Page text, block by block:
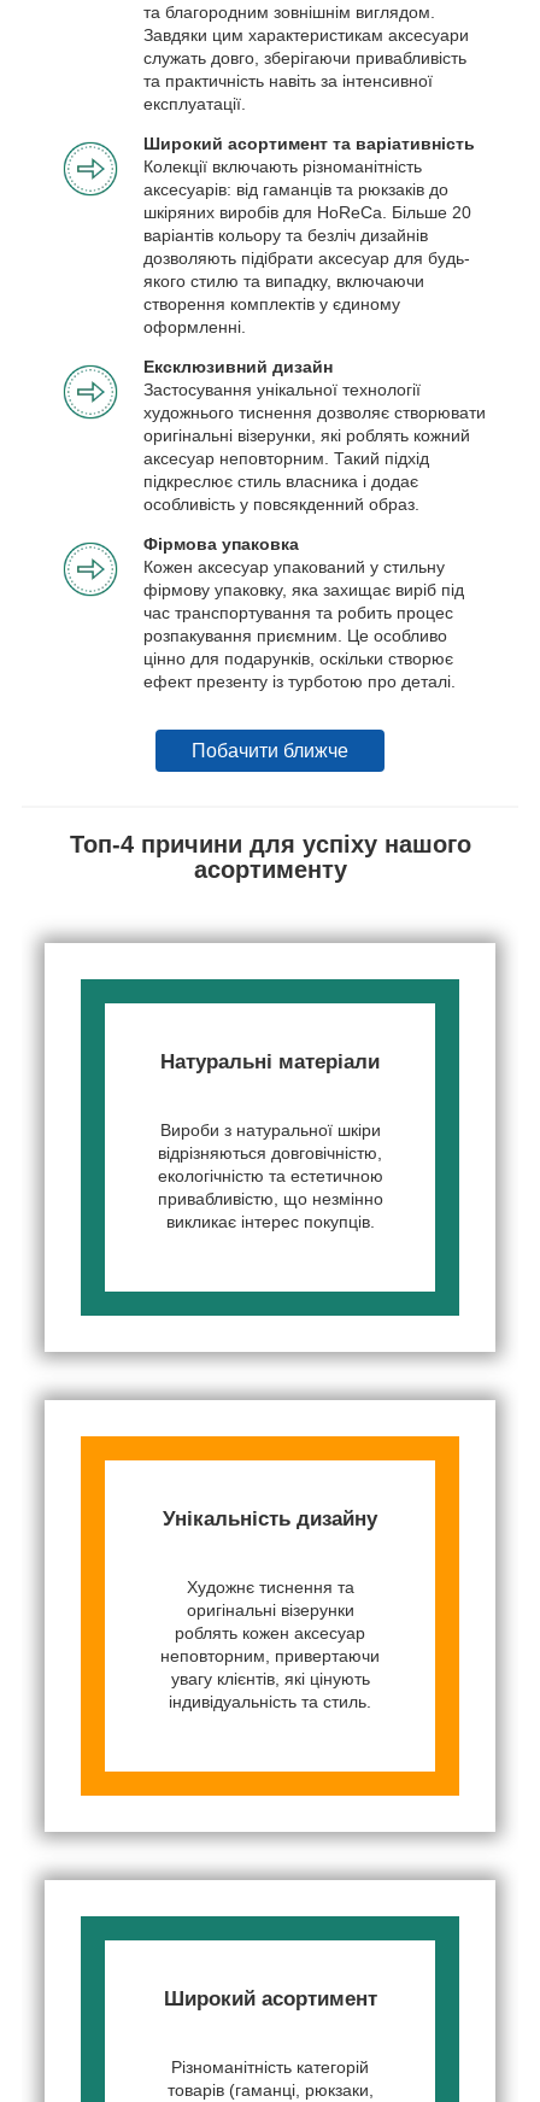
та благородним зовнішнім виглядом.
Завдяки цим характеристикам аксесуари
служать довго, зберігаючи привабливість
та практичність навіть за інтенсивної
експлуатації.
Широкий асортимент та варіативність
Колекції включають різноманітність
аксесуарів: від гаманців та рюкзаків до
шкіряних виробів для HoReCa. Більше 20
варіантів кольору та безліч дизайнів
дозволяють підібрати аксесуар для будь-
якого стилю та випадку, включаючи
створення комплектів у єдиному
оформленні.
Ексклюзивний дизайн
Застосування унікальної технології
художнього тиснення дозволяє створювати
оригінальні візерунки, які роблять кожний
аксесуар неповторним. Такий підхід
підкреслює стиль власника і додає
особливість у повсякденний образ.
Фірмова упаковка
Кожен аксесуар упакований у стильну
фірмову упаковку, яка захищає виріб під
час транспортування та робить процес
розпакування приємним. Це особливо
цінно для подарунків, оскільки створює
ефект презенту із турботою про деталі.
Побачити ближче
Топ-4 причини для успіху нашого
асортименту
Натуральні матеріали
Вироби з натуральної шкіри
відрізняються довговічністю,
екологічністю та естетичною
привабливістю, що незмінно
викликає інтерес покупців.
Унікальність дизайну
Художнє тиснення та
оригінальні візерунки
роблять кожен аксесуар
неповторним, привертаючи
увагу клієнтів, які цінують
індивідуальність та стиль.
Широкий асортимент
Різноманітність категорій
товарів (гаманці, рюкзаки,